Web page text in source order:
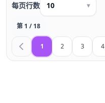
每页行数 10 ▾
第 1 / 18
1 2 3 4